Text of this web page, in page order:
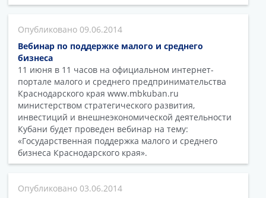
09.06.2014
Вебинар по поддержке малого и среднего
бизнеса
11 июня в 11 часов на официальном интернет-
портале малого и среднего предпринимательства
Краснодарского края www.mbkuban.ru
министерством стратегического развития,
инвестиций и внешнеэкономической деятельности
Кубани будет проведен вебинар на тему:
«Государственная поддержка малого и среднего
бизнеса Краснодарского края».
03.06.2014